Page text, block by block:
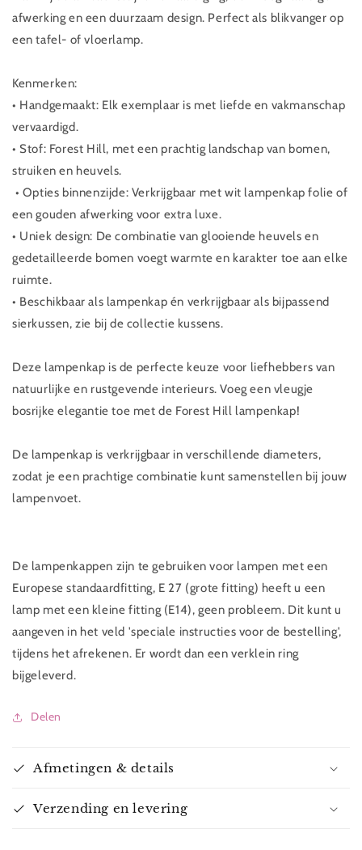
afwerking en een duurzaam design. Perfect als blikvanger op
een tafel- of vloerlamp.
Kenmerken:
• Handgemaakt: Elk exemplaar is met liefde en vakmanschap
vervaardigd.
• Stof: Forest Hill, met een prachtig landschap van bomen,
struiken en heuvels.
• Opties binnenzijde: Verkrijgbaar met wit lampenkap folie of
een gouden afwerking voor extra luxe.
• Uniek design: De combinatie van glooiende heuvels en
gedetailleerde bomen voegt warmte en karakter toe aan elke
ruimte.
• Beschikbaar als lampenkap én verkrijgbaar als bijpassend
sierkussen, zie bij de collectie kussens.
Deze lampenkap is de perfecte keuze voor liefhebbers van
natuurlijke en rustgevende interieurs. Voeg een vleugje
bosrijke elegantie toe met de Forest Hill lampenkap!
De lampenkap is verkrijgbaar in verschillende diameters,
zodat je een prachtige combinatie kunt samenstellen bij jouw
lampenvoet.
De lampenkappen zijn te gebruiken voor lampen met een
Europese standaardfitting, E 27 (grote fitting) heeft u een
lamp met een kleine fitting (E14), geen probleem. Dit kunt u
aangeven in het veld 'speciale instructies voor de bestelling',
tijdens het afrekenen. Er wordt dan een verklein ring
bijgeleverd.
Delen
Afmetingen & details
Verzending en levering